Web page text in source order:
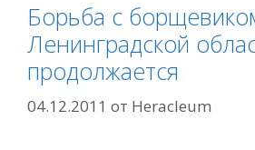
Борьба с
Ленинградской
продолжается
04.12.2011 от Heracleum